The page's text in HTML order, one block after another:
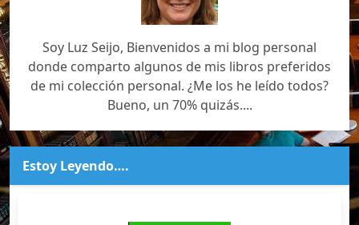
Soy Luz Seijo, Bienvenidos a mi blog personal
donde comparto algunos de mis libros preferidos
de mi colección personal. ¿Me los he leído todos?
Bueno, un 70% quizás....
Estoy Leyendo….